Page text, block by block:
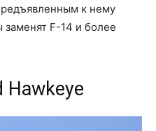
к нему
F-14 и более
Hawkeye